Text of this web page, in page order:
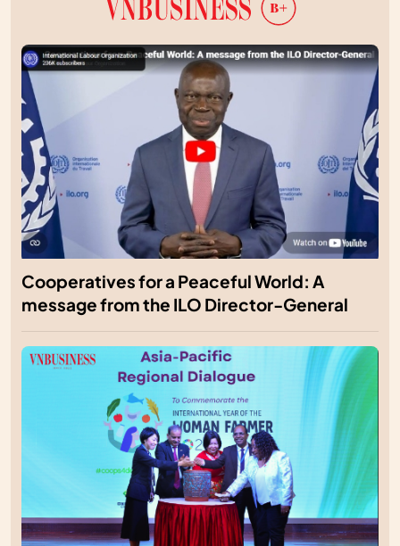
Cooperatives for a Peaceful World: A
message from the ILO Director-General